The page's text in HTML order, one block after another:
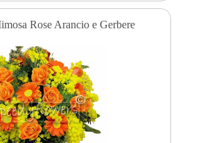
Rose Arancio e Gerbere